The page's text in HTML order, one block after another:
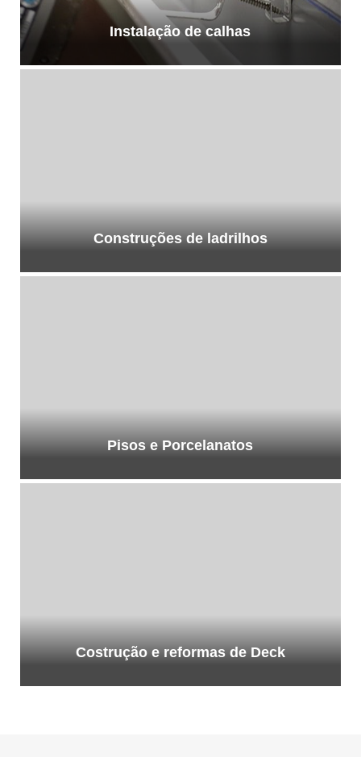
Instalação de calhas
Construções de ladrilhos
Pisos e Porcelanatos
Costrução e reformas de Deck